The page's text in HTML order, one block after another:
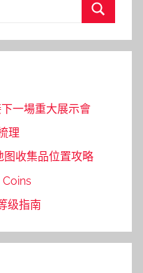
一場重大展示會
理
图收集品位置攻略
级指南